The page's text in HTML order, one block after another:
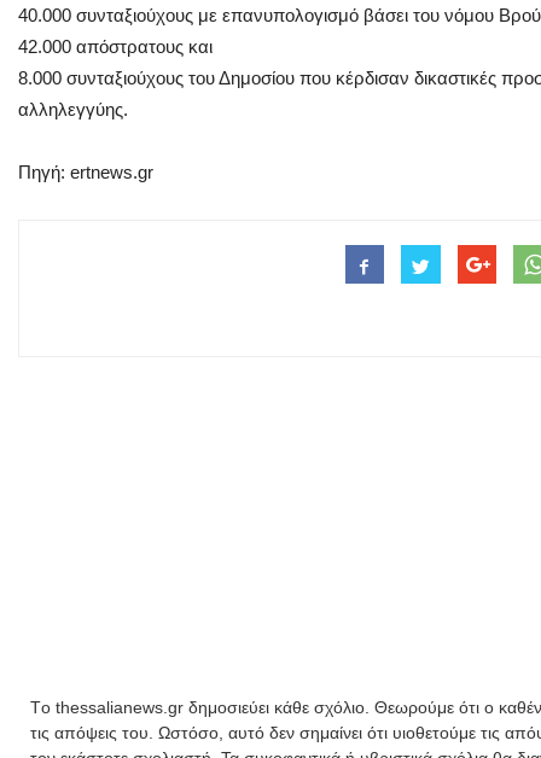
40.000 συνταξιούχους με επανυπολογισμό βάσει του νόμου
42.000 απόστρατους και
8.000 συνταξιούχους του Δημοσίου που κέρδισαν δικαστικές
αλληλεγγύης.
Πηγή: ertnews.gr
Tο thessalianews.gr δημοσιεύει κάθε σχόλιο. Θεωρούμε ότι ο
τις απόψεις του. Ωστόσο, αυτό δεν σημαίνει ότι υιοθετούμε τις